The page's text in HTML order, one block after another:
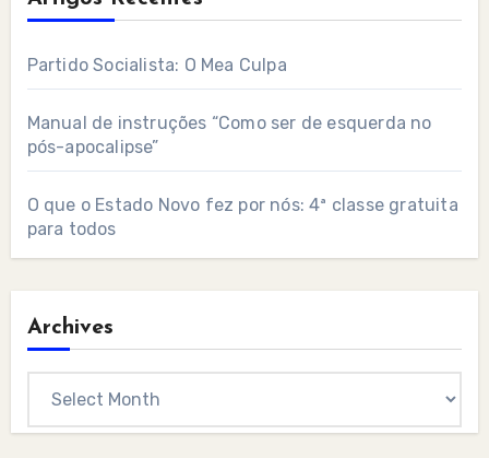
Partido Socialista: O Mea Culpa
Manual de instruções “Como ser de esquerda no
pós-apocalipse”
O que o Estado Novo fez por nós: 4ª classe gratuita
para todos
Archives